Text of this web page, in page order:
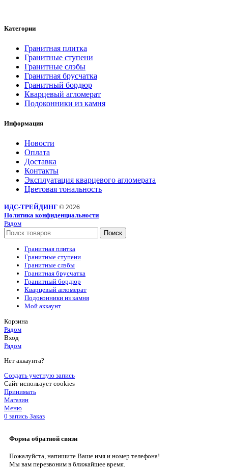
Категории
Гранитная плитка
Гранитные ступени
Гранитные слэбы
Гранитная брусчатка
Гранитный бордюр
Кварцевый агломерат
Подоконники из камня
Информация
Новости
Оплата
Доставка
Контакты
Эксплуатация кварцевого агломерата
Цветовая тональность
ИДС-ТРЕЙДИНГ © 2026
Политика конфиденциальности
Рядом
Поиск
Гранитная плитка
Гранитные ступени
Гранитные слэбы
Гранитная брусчатка
Гранитный бордюр
Кварцевый агломерат
Подоконники из камня
Мой аккаунт
Корзина
Рядом
Вход
Рядом
Нет аккаунта?
Создать учетную запись
Сайт использует cookies
Принимать
Магазин
Меню
0 запись Заказ
Форма обратной связи
Пожалуйста, напишите Ваше имя и номер телефона!
Мы вам перезвоним в ближайшее время.